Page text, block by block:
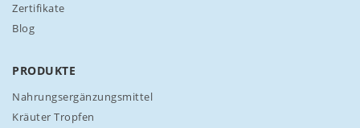
r
e
e
w
s
Zertifikate
Blog
PRODUKTE
Nahrungsergänzungsmittel
Kräuter Tropfen